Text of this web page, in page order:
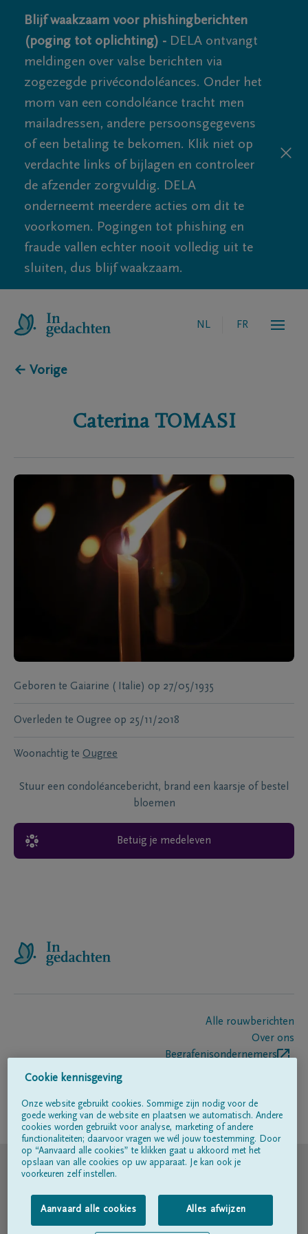
Blijf waakzaam voor phishingberichten
(poging tot oplichting) - DELA ontvangt
meldingen over valse berichten via
zogezegde privécondoléances. Onder het
mom van een condoléance tracht men
mailadressen, andere persoonsgegevens
of een betaling te bekomen. Klik niet op
verdachte links of bijlagen en controleer
de afzender zorgvuldig. DELA
onderneemt meerdere acties om dit te
voorkomen. Pogingen tot phishing en
fraude vallen echter nooit volledig uit te
sluiten, dus blijf waakzaam.
NL FR
← Vorige
Caterina TOMASI
Geboren te Gaiarine ( Italie) op 27/05/1935
Overleden te Ougree op 25/11/2018
Woonachtig te Ougree
Stuur een condoléancebericht, brand een kaarsje of bestel
bloemen
Betuig je medeleven
Alle rouwberichten
Over ons
Begrafenisondernemers
Volg ons op
© DELA
Gebruiksvoorwaarden
Privacyverklaring
Cookie kennisgeving
Onze website gebruikt cookies. Sommige zijn nodig voor de
goede werking van de website en plaatsen we automatisch. Andere
cookies worden gebruikt voor analyse, marketing of andere
functionaliteiten; daarvoor vragen we wél jouw toestemming. Door
op “Aanvaard alle cookies” te klikken gaat u akkoord met het
opslaan van alle cookies op uw apparaat. Je kan ook je
voorkeuren zelf instellen.
Aanvaard alle cookies Alles afwijzen